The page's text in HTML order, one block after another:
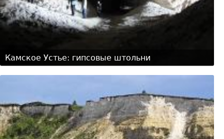
Камское Устье: гипсовые штольни